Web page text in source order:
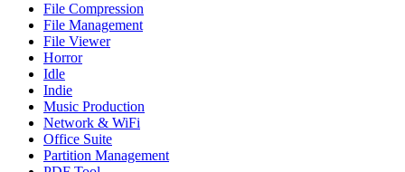
File Compression
File Management
File Viewer
Horror
Idle
Indie
Music Production
Network & WiFi
Office Suite
Partition Management